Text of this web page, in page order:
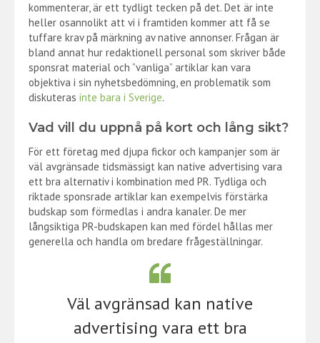
kommenterar, är ett tydligt tecken på det. Det är inte
heller osannolikt att vi i framtiden kommer att få se
tuffare krav på märkning av native annonser. Frågan är
bland annat hur redaktionell personal som skriver både
sponsrat material och ”vanliga” artiklar kan vara
objektiva i sin nyhetsbedömning, en problematik som
diskuteras inte bara i Sverige.
Vad vill du uppnå på kort och lång sikt?
För ett företag med djupa fickor och kampanjer som är
väl avgränsade tidsmässigt kan native advertising vara
ett bra alternativ i kombination med PR. Tydliga och
riktade sponsrade artiklar kan exempelvis förstärka
budskap som förmedlas i andra kanaler. De mer
långsiktiga PR-budskapen kan med fördel hållas mer
generella och handla om bredare frågeställningar.
Väl avgränsad kan native
advertising vara ett bra